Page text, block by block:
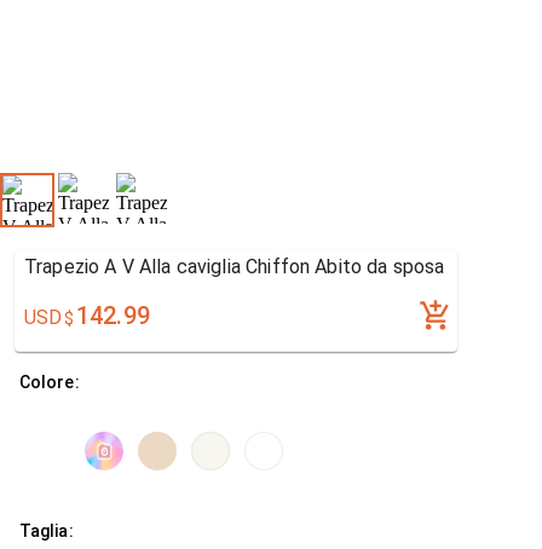
Trapezio A V Alla caviglia Chiffon Abito da sposa
USD$ 142.99
Colore:
Taglia: